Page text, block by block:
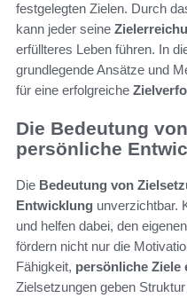
festgelegten Zielen. Durch
kann jeder seine
erfüllteres Leben führen. In
grundlegende Ansätze und
für eine erfolgreiche
Die Bedeutung
persönliche
Die Bedeutung von
Entwicklung unverzichtbar.
und helfen dabei, den
fördern nicht nur die
Fähigkeit, persönliche Ziele
Zielsetzungen geben